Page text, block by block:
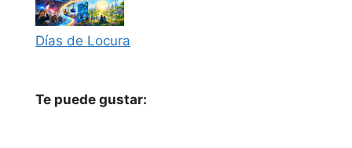
Días de Locura
Te puede gustar: